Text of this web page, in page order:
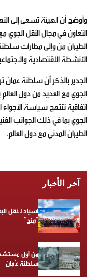
وأوضح أن الهيئة تسعى إلى
التعاون في مجال النقل
الطيران من وإلى مطارات
الأنشطة الاقتصادية
الجدير بالذكر أن سلطنة عمان
اتفاقية تنتهج سياسة
الجوي بما في ذلك الجوانب
الطيران المدني مع دول العالم.
آخر الأخبار
أسياد للنقل
“منح”
من أول
سلطنة عُمان